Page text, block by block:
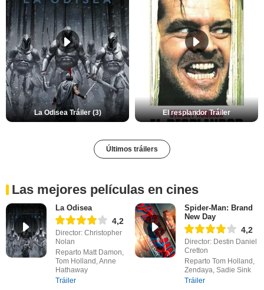
La Odisea Tráiler (3) El resplandor Tráiler
Últimos tráilers
Las mejores películas en cines
La Odisea
4,2
Director: Christopher
Nolan
Reparto Matt Damon,
Tom Holland, Anne
Hathaway
Tráiler
Spider-Man: Brand
New Day
4,2
Director: Destin Daniel
Cretton
Reparto Tom Holland,
Zendaya, Sadie Sink
Tráiler